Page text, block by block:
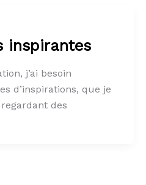
inspirantes
j’ai besoin
d’inspirations, que je
des